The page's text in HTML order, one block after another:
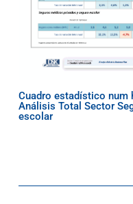
Cuadro estadístico num
Análisis Total Sector
escolar